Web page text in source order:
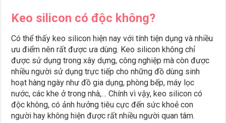
Keo silicon có độc không?
Có thể thấy keo silicon hiện nay với tính tiện dụng và nhiều
ưu điểm nên rất được ưa dùng. Keo silicon không chỉ
được sử dụng trong xây dựng, công nghiệp mà còn được
nhiều người sử dụng trực tiếp cho những đồ dùng sinh
hoạt hàng ngày như đồ gia dụng, phòng bếp, máy lọc
nước, các khe ở trong nhà,… Chính vì vậy, keo silicon có
độc không, có ảnh hưởng tiêu cực đến sức khoẻ con
người hay không hiện được rất nhiều người quan tâm.